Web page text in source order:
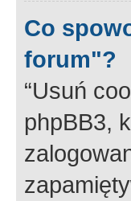
Co
forum"?
“Usuń
phpBB3,